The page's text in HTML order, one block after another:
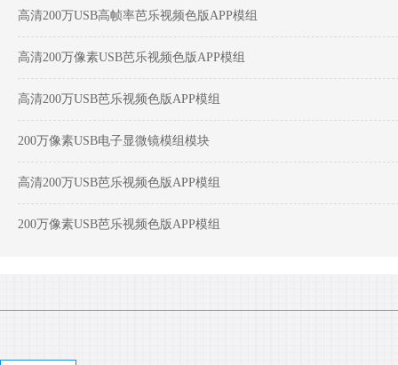
高清200万USB高帧率芭乐视频色版APP模组
高清200万像素USB芭乐视频色版APP模组
高清200万USB芭乐视频色版APP模组
200万像素USB电子显微镜模组模块
高清200万USB芭乐视频色版APP模组
200万像素USB芭乐视频色版APP模组